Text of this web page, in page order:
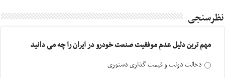
نظرسنجی
مهم ترین دلیل عدم موفقیت صنعت خودرو در ایران را چه می دانید
دخالت دولت و قیمت گذاری دستوری